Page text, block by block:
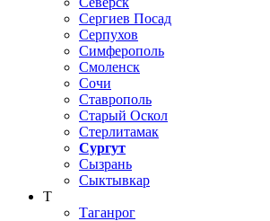
Сергиев Посад
Серпухов
Симферополь
Смоленск
Сочи
Ставрополь
Старый Оскол
Стерлитамак
Сургут
Сызрань
Сыктывкар
Т
Таганрог